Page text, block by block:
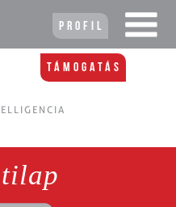
Profil
Támogatás